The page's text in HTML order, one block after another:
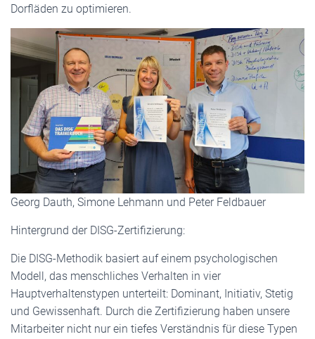
Dorfläden zu optimieren.
Georg Dauth, Simone Lehmann und Peter Feldbauer
Hintergrund der DISG-Zertifizierung:
Die DISG-Methodik basiert auf einem psychologischen
Modell, das menschliches Verhalten in vier
Hauptverhaltenstypen unterteilt: Dominant, Initiativ, Stetig
und Gewissenhaft. Durch die Zertifizierung haben unsere
Mitarbeiter nicht nur ein tiefes Verständnis für diese Typen